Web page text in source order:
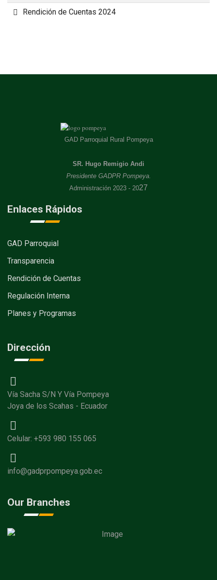
Carpeta
Rendición de Cuentas 2024
GAD Parroquial Rural Pompeya
SR. Hugo Remigio Andi
Presidente GADPR Pompeya.
Administración 2023 - 2027
Enlaces Rápidos
GAD Parroquial
Transparencia
Rendición de Cuentas
Regulación Interna
Planes y Programas
Dirección
Vía Sacha S/N Y Vía Pompeya
Joya de los Scahas - Ecuador
Celular: +593 980 155 065
info@gadprpompeya.gob.ec
Our Branches